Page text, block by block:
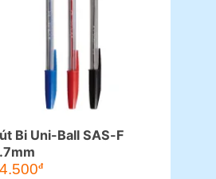
Bi Uni-Ball SAS-F
đ